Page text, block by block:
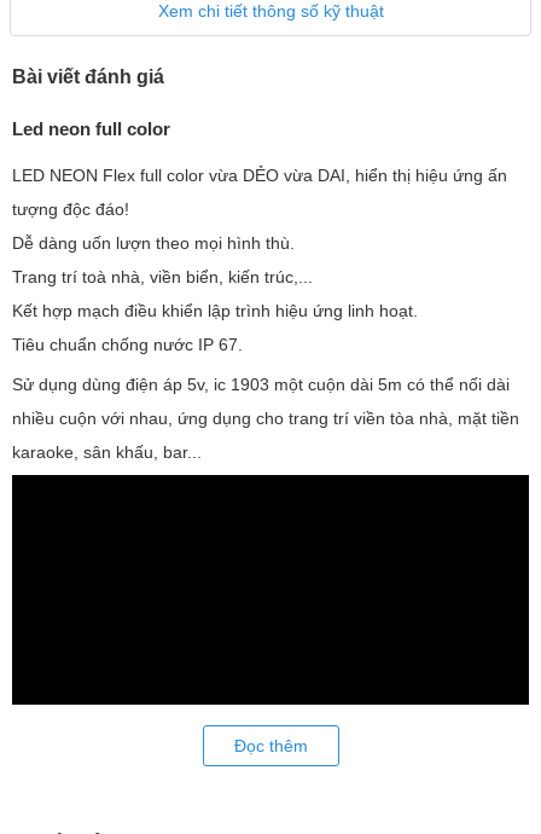
Xem chi tiết thông số kỹ thuật
Bài viết đánh giá
Led neon full color
LED NEON Flex full color vừa DẺO vừa DAI, hiển thị hiệu ứng ấn
tượng độc đáo!
Dễ dàng uốn lượn theo mọi hình thù.
Trang trí toà nhà, viền biển, kiến trúc,...
Kết hợp mạch điều khiển lập trình hiệu ứng linh hoạt.
Tiêu chuẩn chống nước IP 67.
Sử dụng dùng điện áp 5v, ic 1903 một cuộn dài 5m có thể nối dài
nhiều cuộn với nhau, ứng dụng cho trang trí viền tòa nhà, mặt tiền
karaoke, sân khấu, bar...
Đọc thêm